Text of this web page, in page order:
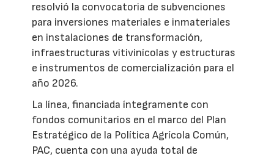
resolvió la convocatoria de subvenciones
para inversiones materiales e inmateriales
en instalaciones de transformación,
infraestructuras vitivinícolas y estructuras
e instrumentos de comercialización para el
año 2026.
La línea, financiada íntegramente con
fondos comunitarios en el marco del Plan
Estratégico de la Política Agrícola Común,
PAC, cuenta con una ayuda total de